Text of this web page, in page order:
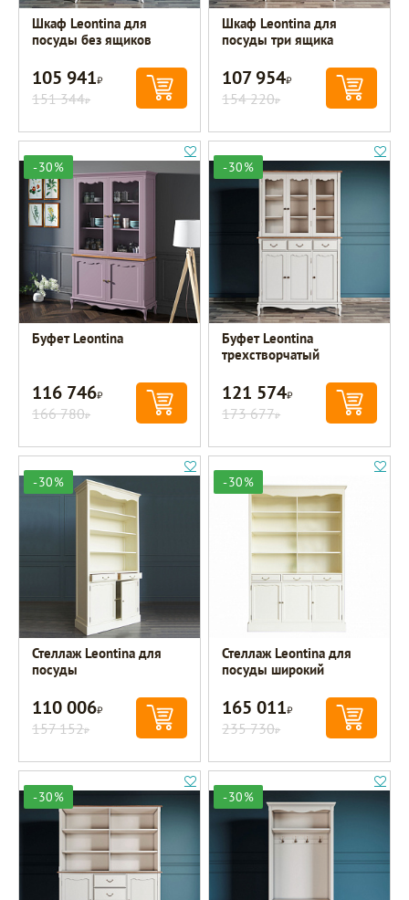
Шкаф Leontina для
посуды без ящиков
105 941Р
151 344Р
Шкаф Leontina для
посуды три ящика
107 954Р
154 220Р
-30%
Буфет Leontina
116 746Р
166 780Р
-30%
Буфет Leontina
трехстворчатый
121 574Р
173 677Р
-30%
Стеллаж Leontina для
посуды
110 006Р
157 152Р
-30%
Стеллаж Leontina для
посуды широкий
165 011Р
235 730Р
-30% -30%